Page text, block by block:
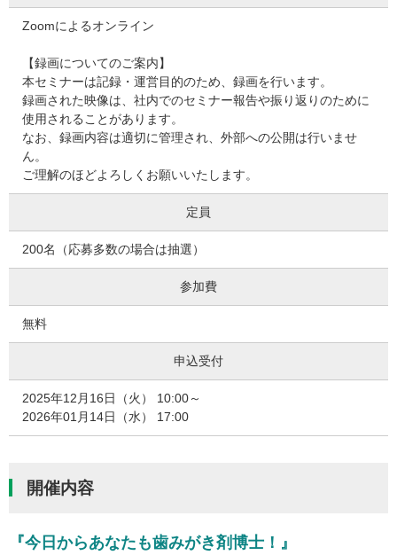
Zoomによるオンライン
【録画についてのご案内】
本セミナーは記録・運営目的のため、録画を行います。
録画された映像は、社内でのセミナー報告や振り返りのために
使用されることがあります。
なお、録画内容は適切に管理され、外部への公開は行いませ
ん。
ご理解のほどよろしくお願いいたします。
定員
200名（応募多数の場合は抽選）
参加費
無料
申込受付
2025年12月16日（火） 10:00～
2026年01月14日（水） 17:00
開催内容
『今日からあなたも歯みがき剤博士！』